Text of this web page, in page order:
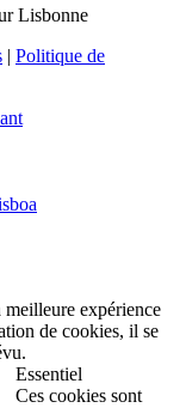
Lisbonne
| Politique de
expérience
de cookies, il se
Essentiel
Ces cookies sont